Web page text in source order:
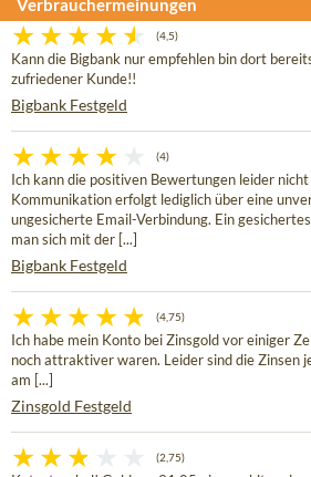
Verbrauchermeinungen
(4,5)
Kann die Bigbank nur empfehlen bin dort
zufriedener Kunde!!
Bigbank Festgeld
(4)
Ich kann die positiven Bewertungen leider
Kommunikation erfolgt lediglich über eine
ungesicherte Email-Verbindung. Ein
man sich mit der [...]
Bigbank Festgeld
(4,75)
Ich habe mein Konto bei Zinsgold vor einiger
noch attraktiver waren. Leider sind die Zinsen
am [...]
Zinsgold Festgeld
(2,75)